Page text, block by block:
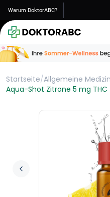
Warum DoktorABC?
Startseite/Allgemeine Medizin
Aqua-Shot Zitrone 5 mg THC